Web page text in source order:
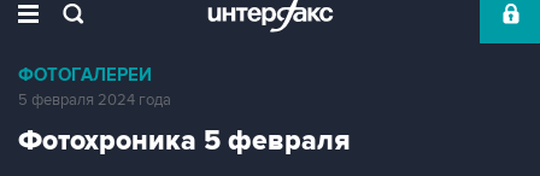
ФОТОГАЛЕРЕИ
5 февраля 2024 года
Фотохроника 5 февраля